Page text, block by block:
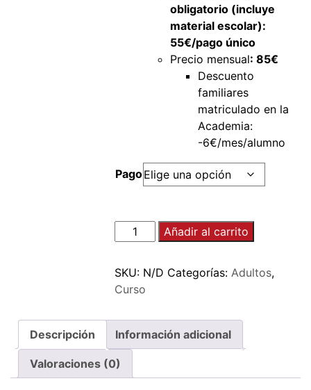
obligatorio (incluye
material escolar):
55€/pago único
Precio mensual: 85€
Descuento
familiares
matriculado en la
Academia:
-6€/mes/alumno
Pago
Añadir al carrito
SKU: N/D Categorías:Adultos,
Curso
Descripción Información adicional
Valoraciones (0)